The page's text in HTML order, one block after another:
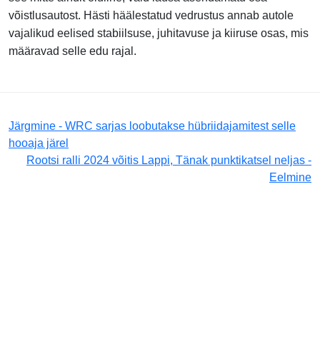
võistlusautost. Hästi häälestatud vedrustus annab autole
vajalikud eelised stabiilsuse, juhitavuse ja kiiruse osas, mis
määravad selle edu rajal.
Järgmine - WRC sarjas loobutakse hübriidajamitest selle
hooaja järel
Rootsi ralli 2024 võitis Lappi, Tänak punktikatsel neljas -
Eelmine